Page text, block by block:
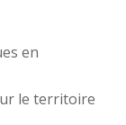
en
le territoire